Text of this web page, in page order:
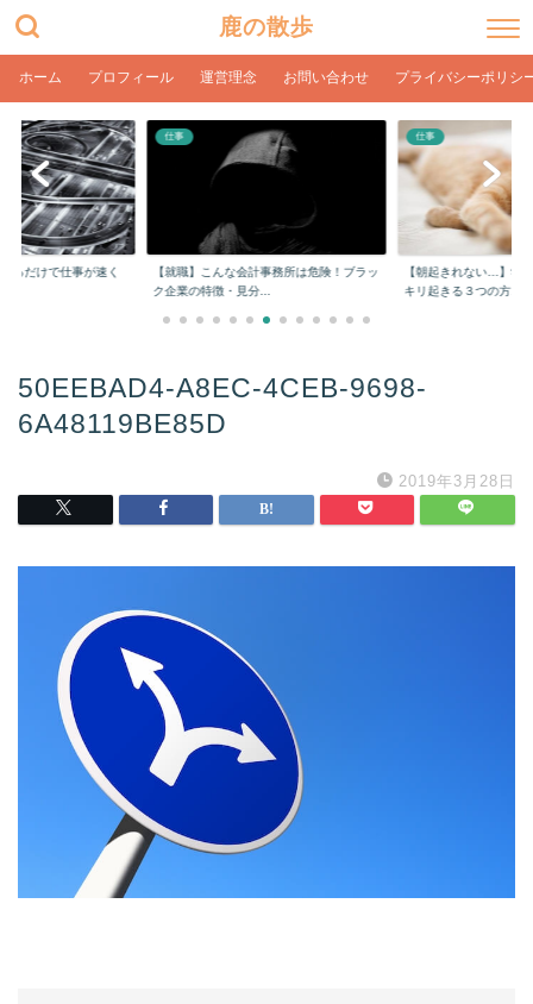
鹿の散歩
ホーム プロフィール 運営理念 お問い合わせ プライバシーポリシ
るだけで仕事が速く
仕事
【就職】こんな会計事務所は危険！ブラッ
ク企業の特徴・見分...
仕事
【朝起きれない…】学
キリ起きる３つの方...
50EEBAD4-A8EC-4CEB-9698-
6A48119BE85D
2019年3月28日